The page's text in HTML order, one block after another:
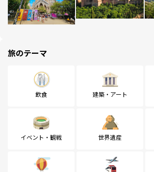
旅のテーマ
飲食 建築・アート
イベント・観戦 世界遺産